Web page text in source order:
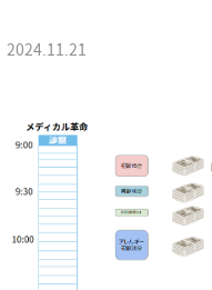
2024.11.21